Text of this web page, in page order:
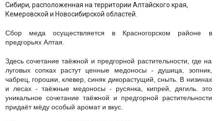
Сибири, расположенная на территории Алтайского края,
Кемеровской и Новосибирской областей.
Сбор меда осуществляется в Красногорском районе в
предгорьях Алтая.
Здесь сочетание таёжной и предгорной растительности, где на
луговых сопках растут ценные медоносы - душица, зопник,
чабрец, горошки, клевер, синяк дикорастущий, сныть. В низинах
и лесах - таёжные медоносы - русянка, кипрей, дягиль. это
уникальное сочетание таёжной и предгорной растительности
придаёт мёду особый аромат и вкус.